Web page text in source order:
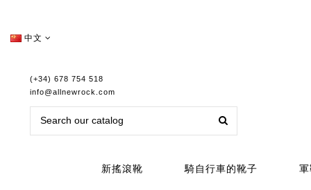
中文
(+34) 678 754 518
info@allnewrock.com
新搖滾靴 騎自行車的靴子